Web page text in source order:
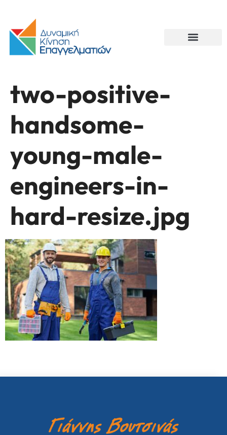
two-positive-
handsome-
young-male-
engineers-in-
hard-resize.jpg